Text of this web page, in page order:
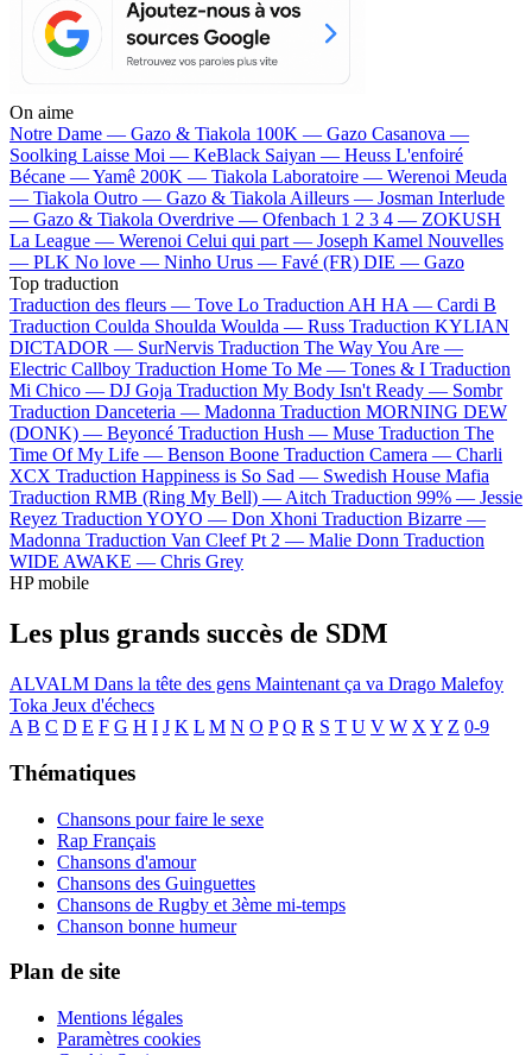
On aime
Notre Dame — Gazo & Tiakola 100K — Gazo Casanova —
Soolking Laisse Moi — KeBlack Saiyan — Heuss L'enfoiré
Bécane —Yamê 200K — Tiakola Laboratoire — Werenoi Meuda
— Tiakola Outro — Gazo & TiakolaAilleurs — Josman Interlude
— Gazo & Tiakola Overdrive — Ofenbach 1 2 3 4 — ZOKUSH
La League — Werenoi Celui qui part — Joseph Kamel Nouvelles
— PLK No love — Ninho Urus — Favé (FR) DIE — Gazo
Top traduction
Traduction des fleurs — Tove Lo Traduction AH HA — Cardi B
Traduction Coulda Shoulda Woulda — Russ Traduction KYLIAN
DICTADOR — SurNervis Traduction The Way You Are —
Electric Callboy Traduction Home To Me — Tones & I Traduction
Mi Chico — DJ Goja Traduction My Body Isn't Ready — Sombr
Traduction Danceteria — Madonna Traduction MORNING DEW
(DONK) — Beyoncé Traduction Hush — Muse Traduction The
Time Of My Life — Benson Boone Traduction Camera — Charli
XCX Traduction Happiness is So Sad — Swedish House Mafia
Traduction RMB (Ring My Bell) —Aitch Traduction 99% — Jessie
Reyez Traduction YOYO — Don Xhoni Traduction Bizarre —
Madonna Traduction Van Cleef Pt 2 — Malie Donn Traduction
WIDE AWAKE — Chris Grey
HP mobile
Les plus grands succès de SDM
ALVALM Dans la tête des gens Maintenant ça va Drago Malefoy
Toka Jeux d'échecs
A B C D E F G H I J K L M N O P Q R S T U V W X Y Z 0-9
Thématiques
Chansons pour faire le sexe
Rap Français
Chansons d'amour
Chansons des Guinguettes
Chansons de Rugby et 3ème mi-temps
Chanson bonne humeur
Plan de site
Mentions légales
Paramètres cookies